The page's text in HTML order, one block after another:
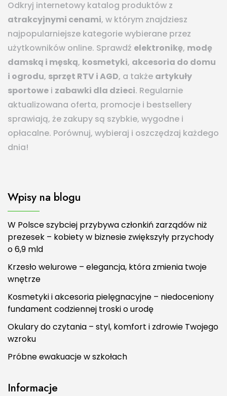
Odkryj internetowy katalog produktów z
atrakcyjnymi cenami, w którym znajdziesz
najpopularniejsze kategorie wybierane przez
użytkowników online. Sprawdź elektronikę, modę
damską i męską, kosmetyki, akcesoria do domu
i ogrodu, sprzęt RTV i AGD, a także artykuły
sportowe i zabawki dla dzieci. Regularnie
aktualizowana oferta, promocje i bestsellery
sprawiają, że zakupy są szybkie, wygodne i
opłacalne. Porównuj, wybieraj i oszczędzaj każdego
dnia!
Wpisy na blogu
W Polsce szybciej przybywa członkiń zarządów niż
prezesek – kobiety w biznesie zwiększyły przychody
o 6,9 mld
Krzesło welurowe – elegancja, która zmienia twoje
wnętrze
Kosmetyki i akcesoria pielęgnacyjne – niedoceniony
fundament codziennej troski o urodę
Okulary do czytania – styl, komfort i zdrowie Twojego
wzroku
Próbne ewakuacje w szkołach
Informacje